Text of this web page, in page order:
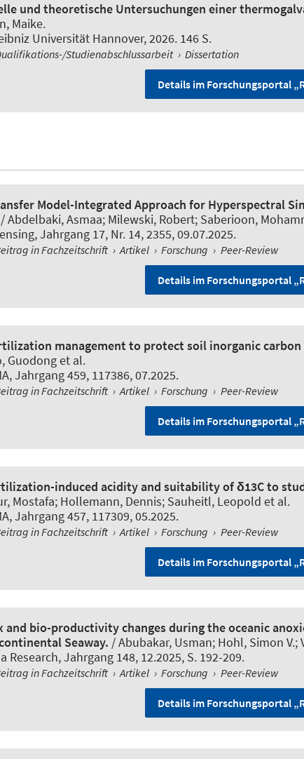
und theoretische Untersuchungen einer
Maike.
Universität Hannover, 2026. 146 S.
Studienabschlussarbeit › Dissertation
Details im Forschungsportal
Model-Integrated Approach for Hyperspectral
/ Abdelbaki, Asmaa; Milewski, Robert; Saberioon,
, Jahrgang 17, Nr. 14, 2355, 09.07.2025.
in Fachzeitschrift › Artikel › Forschung › Peer-Review
Details im Forschungsportal
management to protect soil inorganic carbon
Guodong et al.
, Jahrgang 459, 117386, 07.2025.
in Fachzeitschrift › Artikel › Forschung › Peer-Review
Details im Forschungsportal
induced acidity and suitability of δ13C to
Mostafa; Hollemann, Dennis; Sauheitl, Leopold et al.
, Jahrgang 457, 117309, 05.2025.
in Fachzeitschrift › Artikel › Forschung › Peer-Review
Details im Forschungsportal
and bio-productivity changes during the oceanic
Seaway. / Abubakar, Usman; Hohl, Simon V.;
Research, Jahrgang 148, 12.2025, S. 192-209.
in Fachzeitschrift › Artikel › Forschung › Peer-Review
Details im Forschungsportal